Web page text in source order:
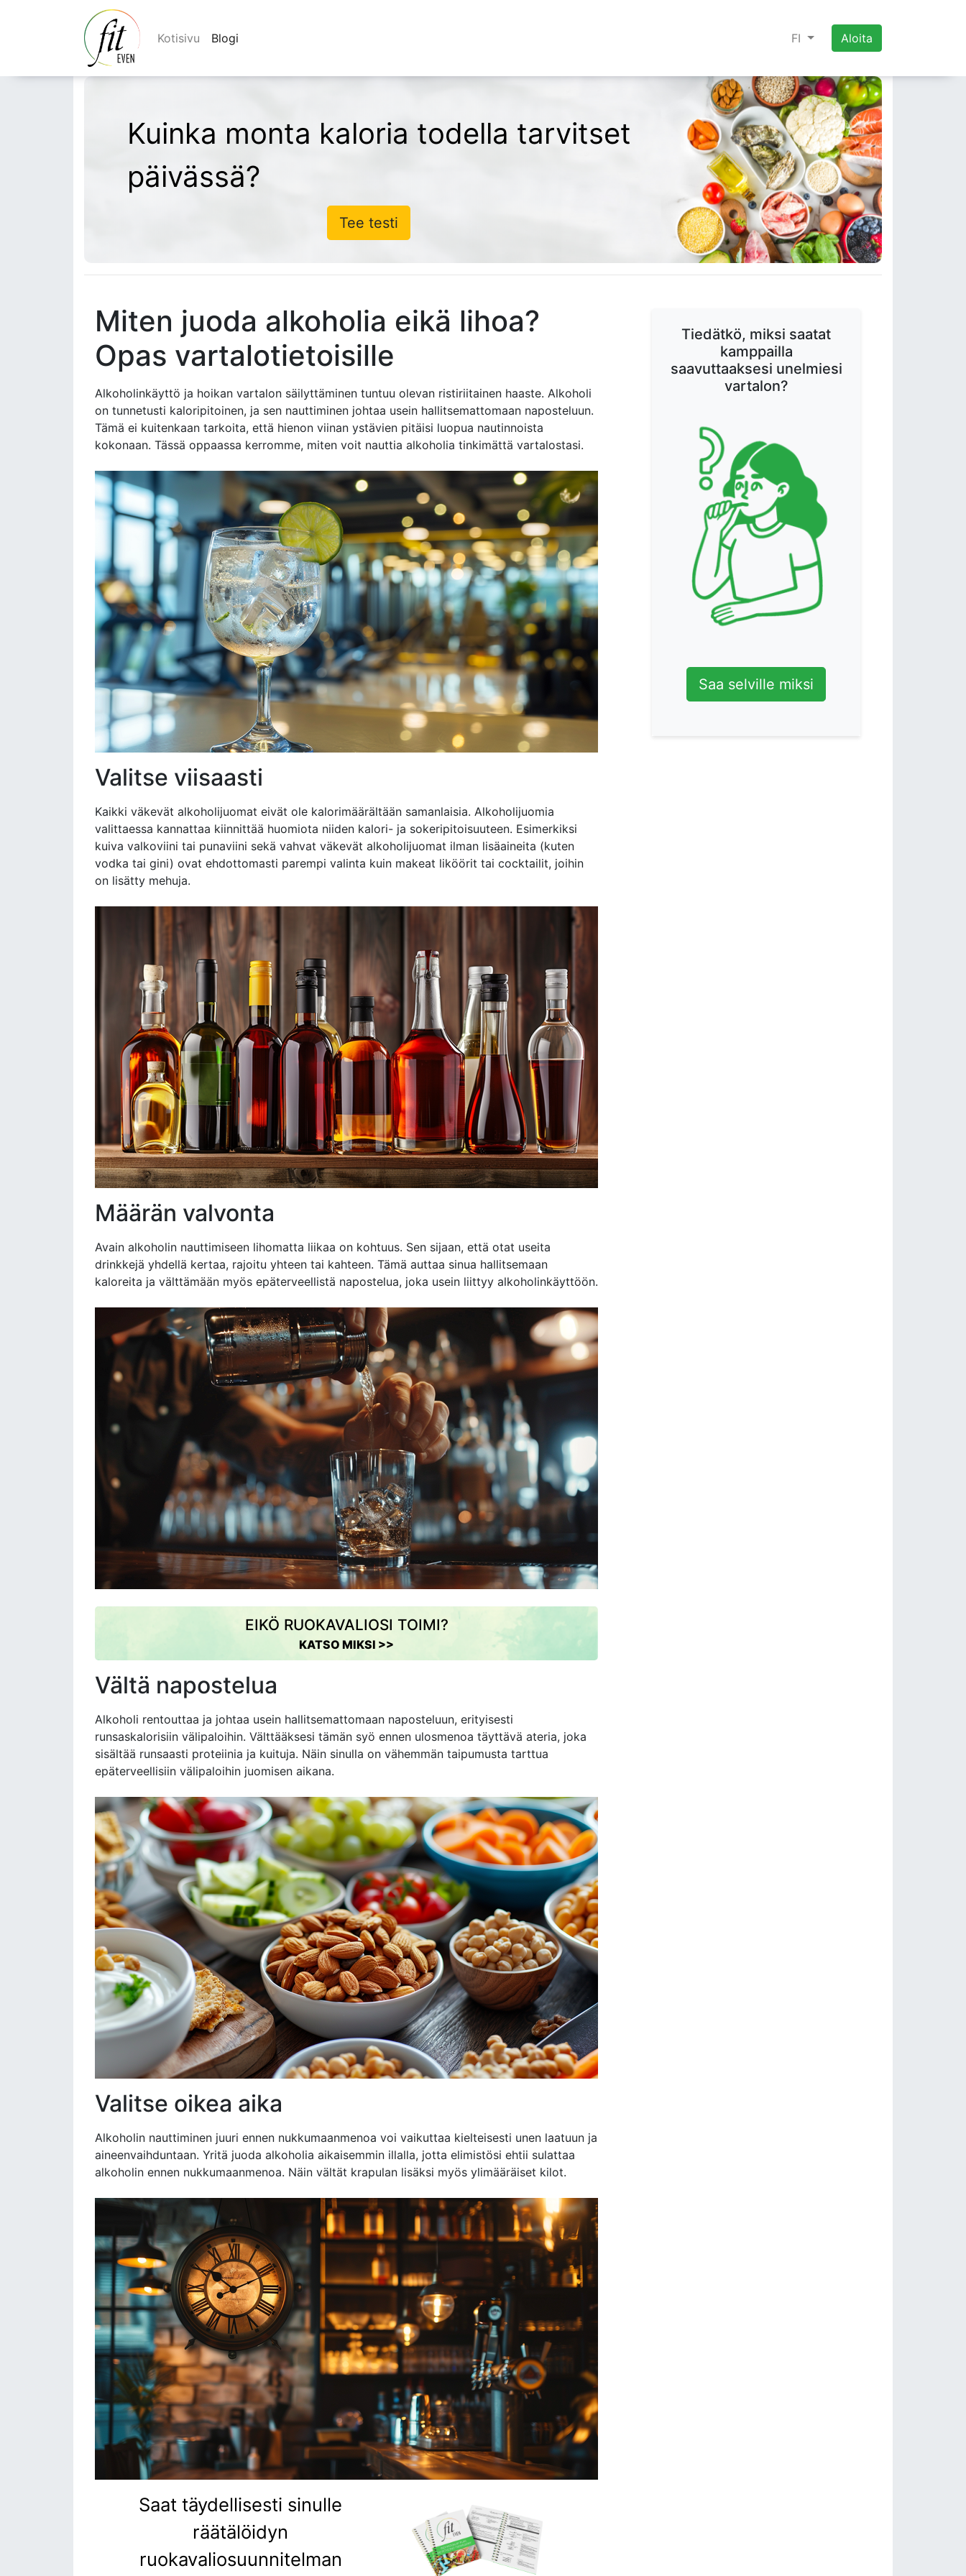
Kotisivu Blogi FI Aloita
Kuinka monta kaloria todella tarvitset
päivässä?
Tee testi
Miten juoda alkoholia eikä lihoa?
Opas vartalotietoisille
Alkoholinkäyttö ja hoikan vartalon säilyttäminen tuntuu olevan ristiriitainen haaste. Alkoholi
on tunnetusti kaloripitoinen, ja sen nauttiminen johtaa usein hallitsemattomaan naposteluun.
Tämä ei kuitenkaan tarkoita, että hienon viinan ystävien pitäisi luopua nautinnoista
kokonaan. Tässä oppaassa kerromme, miten voit nauttia alkoholia tinkimättä vartalostasi.
Valitse viisaasti
Kaikki väkevät alkoholijuomat eivät ole kalorimäärältään samanlaisia. Alkoholijuomia
valittaessa kannattaa kiinnittää huomiota niiden kalori- ja sokeripitoisuuteen. Esimerkiksi
kuiva valkoviini tai punaviini sekä vahvat väkevät alkoholijuomat ilman lisäaineita (kuten
vodka tai gini) ovat ehdottomasti parempi valinta kuin makeat liköörit tai cocktailit, joihin
on lisätty mehuja.
Määrän valvonta
Avain alkoholin nauttimiseen lihomatta liikaa on kohtuus. Sen sijaan, että otat useita
drinkkejä yhdellä kertaa, rajoitu yhteen tai kahteen. Tämä auttaa sinua hallitsemaan
kaloreita ja välttämään myös epäterveellistä napostelua, joka usein liittyy alkoholinkäyttöön.
EIKÖ RUOKAVALIOSI TOIMI?
KATSO MIKSI >>
Vältä napostelua
Alkoholi rentouttaa ja johtaa usein hallitsemattomaan naposteluun, erityisesti
runsaskalorisiin välipaloihin. Välttääksesi tämän syö ennen ulosmenoa täyttävä ateria, joka
sisältää runsaasti proteiinia ja kuituja. Näin sinulla on vähemmän taipumusta tarttua
epäterveellisiin välipaloihin juomisen aikana.
Valitse oikea aika
Alkoholin nauttiminen juuri ennen nukkumaanmenoa voi vaikuttaa kielteisesti unen laatuun ja
aineenvaihduntaan. Yritä juoda alkoholia aikaisemmin illalla, jotta elimistösi ehtii sulattaa
alkoholin ennen nukkumaanmenoa. Näin vältät krapulan lisäksi myös ylimääräiset kilot.
Saat täydellisesti sinulle
räätälöidyn
ruokavaliosuunnitelman
Tiedätkö, miksi saatat
kamppailla
saavuttaaksesi unelmiesi
vartalon?
Saa selville miksi